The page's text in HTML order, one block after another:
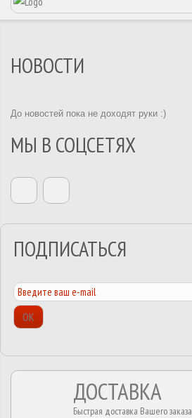
НОВОСТИ
До новостей пока не доходят руки :)
МЫ В СОЦСЕТЯХ
ПОДПИСАТЬСЯ
ОК
ДОСТАВКА
Быстрая доставка Вашего заказа